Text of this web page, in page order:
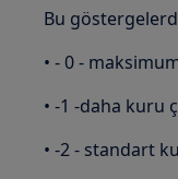
Bu
• - 0 -
• -1 -daha kuru
• -2 - standart